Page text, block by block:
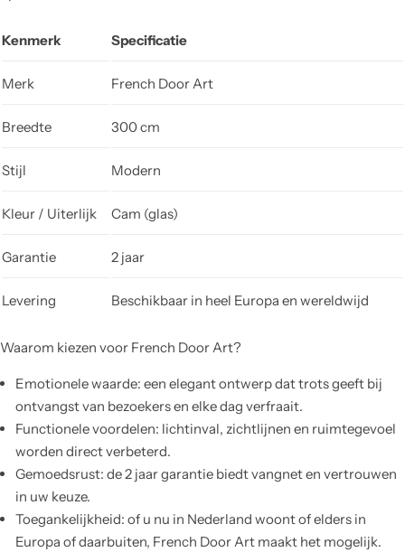
Kenmerk Specificatie
Merk French Door Art
Breedte 300 cm
Stijl Modern
Kleur / Uiterlijk Cam (glas)
Garantie 2 jaar
Levering Beschikbaar in heel Europa en wereldwijd
Waarom kiezen voor French Door Art?
Emotionele waarde: een elegant ontwerp dat trots geeft bij
ontvangst van bezoekers en elke dag verfraait.
Functionele voordelen: lichtinval, zichtlijnen en ruimtegevoel
worden direct verbeterd.
Gemoedsrust: de 2 jaar garantie biedt vangnet en vertrouwen
in uw keuze.
Toegankelijkheid: of u nu in Nederland woont of elders in
Europa of daarbuiten, French Door Art maakt het mogelijk.